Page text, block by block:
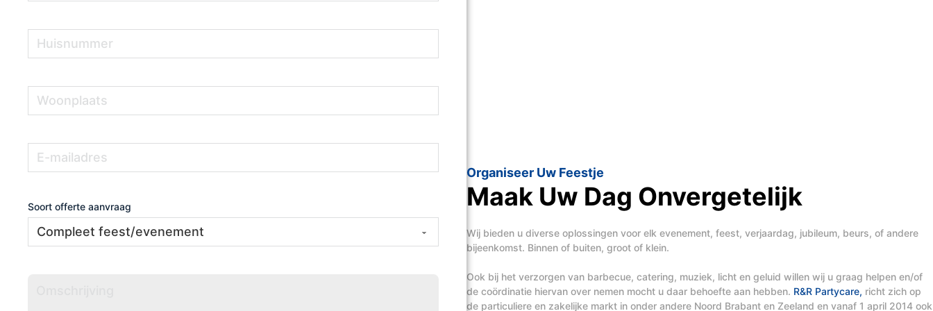
mailadres
Soort offerte aanvraag
Organiseer Uw Feestje
Maak Uw Dag Onvergetelijk
Wij bieden u diverse oplossingen voor elk evenement, feest, verjaardag, jubileum, beurs, of andere
bijeenkomst. Binnen of buiten, groot of klein.
Ook bij het verzorgen van barbecue, catering, muziek, licht en geluid willen wij u graag helpen en/of
de coördinatie hiervan over nemen mocht u daar behoefte aan hebben. R&R Partycare, richt zich op
de particuliere en zakelijke markt in onder andere Noord Brabant en Zeeland en vanaf 1 april 2014 ook